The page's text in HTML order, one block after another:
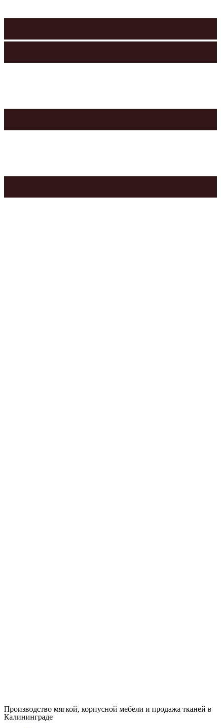
Производство мягкой, корпусной мебели и продажа тканей в
Калининграде